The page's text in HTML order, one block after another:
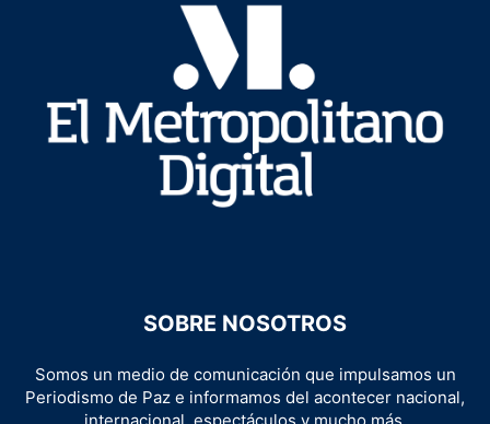
SOBRE NOSOTROS
Somos un medio de comunicación que impulsamos un
Periodismo de Paz e informamos del acontecer nacional,